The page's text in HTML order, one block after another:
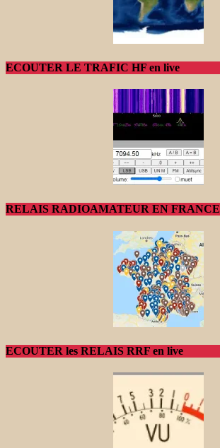
ECOUTER LE TRAFIC HF en live
RELAIS RADIOAMATEUR EN FRANCE
ECOUTER les RELAIS RRF en live